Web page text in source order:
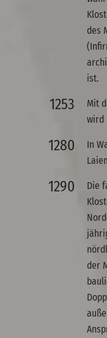
des
ist.
1253
Mit
wird
1280
In
1290
Die
der